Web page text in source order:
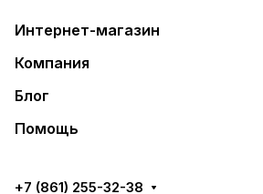
Интернет-магазин
Компания
Блог
Помощь
+7 (861) 255-32-38